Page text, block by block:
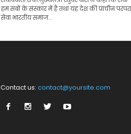
हम सबों के संस्कार में है तथा यह देश की प्राचीन परंपरा
सेवा भारतीय समाज...
Contact us: contact@yoursite.com